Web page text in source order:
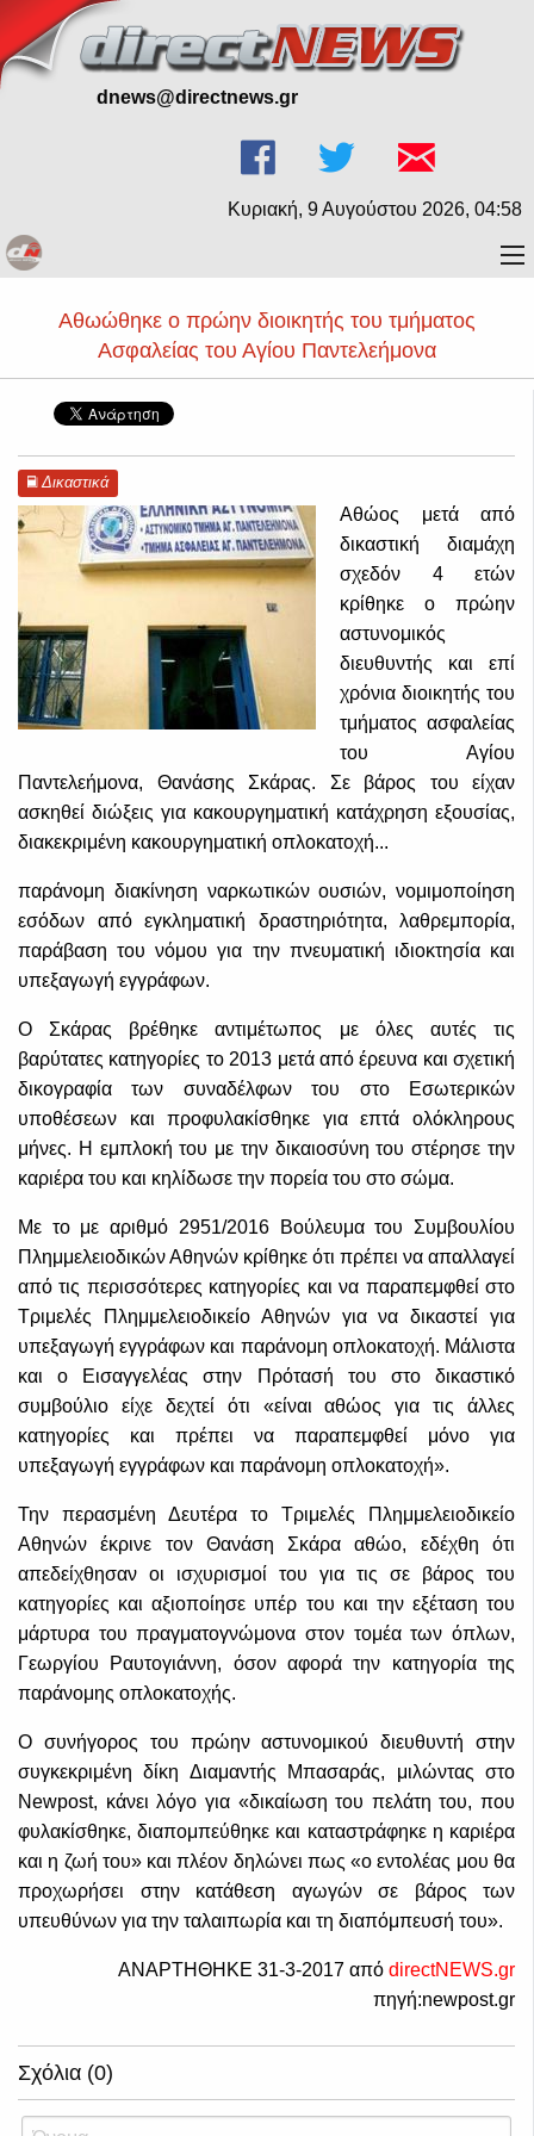
dnews@directnews.gr
Κυριακή, 9 Αυγούστου 2026, 04:58
Αθωώθηκε ο πρώην διοικητής του τμήματος
Ασφαλείας του Αγίου Παντελεήμονα
Δικαστικά
Αθώος μετά από
δικαστική διαμάχη
σχεδόν 4 ετών
κρίθηκε ο πρώην
αστυνομικός
διευθυντής και επί
χρόνια διοικητής του
τμήματος ασφαλείας
του Αγίου
Παντελεήμονα, Θανάσης Σκάρας. Σε βάρος του είχαν
ασκηθεί διώξεις για κακουργηματική κατάχρηση εξουσίας,
διακεκριμένη κακουργηματική οπλοκατοχή...
παράνομη διακίνηση ναρκωτικών ουσιών, νομιμοποίηση
εσόδων από εγκληματική δραστηριότητα, λαθρεμπορία,
παράβαση του νόμου για την πνευματική ιδιοκτησία και
υπεξαγωγή εγγράφων.
Ο Σκάρας βρέθηκε αντιμέτωπος με όλες αυτές τις
βαρύτατες κατηγορίες το 2013 μετά από έρευνα και σχετική
δικογραφία των συναδέλφων του στο Εσωτερικών
υποθέσεων και προφυλακίσθηκε για επτά ολόκληρους
μήνες. Η εμπλοκή του με την δικαιοσύνη του στέρησε την
καριέρα του και κηλίδωσε την πορεία του στο σώμα.
Με το με αριθμό 2951/2016 Βούλευμα του Συμβουλίου
Πλημμελειοδικών Αθηνών κρίθηκε ότι πρέπει να απαλλαγεί
από τις περισσότερες κατηγορίες και να παραπεμφθεί στο
Τριμελές Πλημμελειοδικείο Αθηνών για να δικαστεί για
υπεξαγωγή εγγράφων και παράνομη οπλοκατοχή. Μάλιστα
και ο Εισαγγελέας στην Πρότασή του στο δικαστικό
συμβούλιο είχε δεχτεί ότι «είναι αθώος για τις άλλες
κατηγορίες και πρέπει να παραπεμφθεί μόνο για
υπεξαγωγή εγγράφων και παράνομη οπλοκατοχή».
Την περασμένη Δευτέρα το Τριμελές Πλημμελειοδικείο
Αθηνών έκρινε τον Θανάση Σκάρα αθώο, εδέχθη ότι
απεδείχθησαν οι ισχυρισμοί του για τις σε βάρος του
κατηγορίες και αξιοποίησε υπέρ του και την εξέταση του
μάρτυρα του πραγματογνώμονα στον τομέα των όπλων,
Γεωργίου Ραυτογιάννη, όσον αφορά την κατηγορία της
παράνομης οπλοκατοχής.
Ο συνήγορος του πρώην αστυνομικού διευθυντή στην
συγκεκριμένη δίκη Διαμαντής Μπασαράς, μιλώντας στο
Newpost, κάνει λόγο για «δικαίωση του πελάτη του, που
φυλακίσθηκε, διαπομπεύθηκε και καταστράφηκε η καριέρα
και η ζωή του» και πλέον δηλώνει πως «ο εντολέας μου θα
προχωρήσει στην κατάθεση αγωγών σε βάρος των
υπευθύνων για την ταλαιπωρία και τη διαπόμπευσή του».
ΑΝΑΡΤΗΘΗΚΕ 31-3-2017 από directNEWS.gr
πηγή:newpost.gr
Σχόλια (0)